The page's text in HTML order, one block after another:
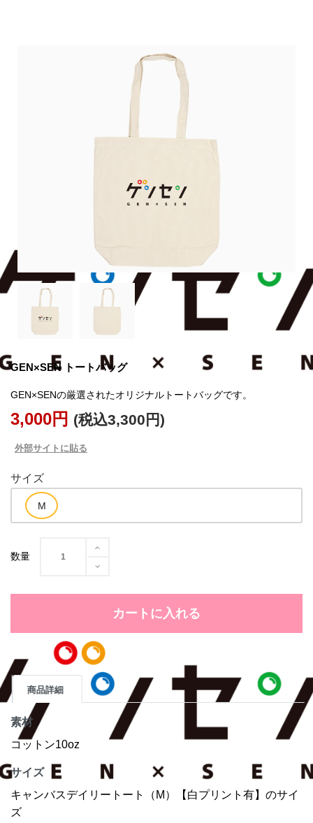
GEN×SEN トートバッグ
GEN×SENの厳選されたオリジナルトートバッグです。
3,000円 (税込3,300円)
外部サイトに貼る
サイズ
数量
カートに入れる
商品詳細
素材
コットン10oz
サイズ
キャンバスデイリートート（M）【白プリント有】のサイ
ズ